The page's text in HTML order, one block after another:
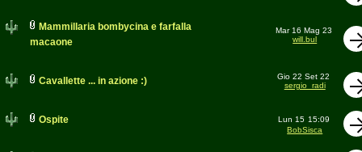
Mammillaria bombycina e farfalla
macaone
Mar 16 Mag 23
will.bul
Cavallette ... in azione :)
Gio 22 Set 22
sergio_radi
Ospite Lun 15 15:09
BobSisca